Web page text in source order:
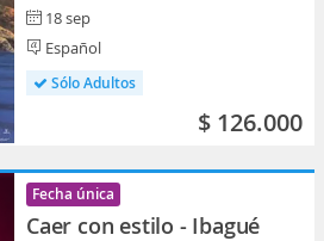
18 sep
Español
Sólo Adultos
$ 126.000
Fecha única
Caer con estilo - Ibagué